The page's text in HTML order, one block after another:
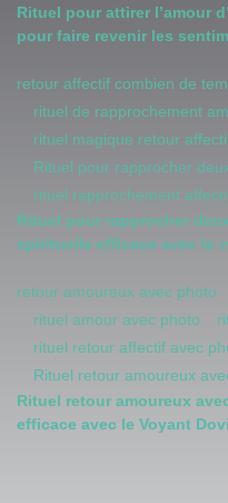
Rituel pour attirer l’amour
pour faire revenir les
retour affectif combien de
rituel de rapprochement
rituel magique retour
Rituel pour rapprocher
rituel rapprochement
Rituel pour rapprocher
spirituelle efficace avec le
retour amoureux avec photo
rituel amour avec photo
rituel retour affectif avec
Rituel retour amoureux
Rituel retour amoureux
efficace avec le Voyant Dovi